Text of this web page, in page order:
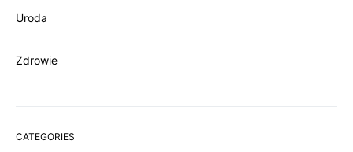
Uroda
Zdrowie
CATEGORIES